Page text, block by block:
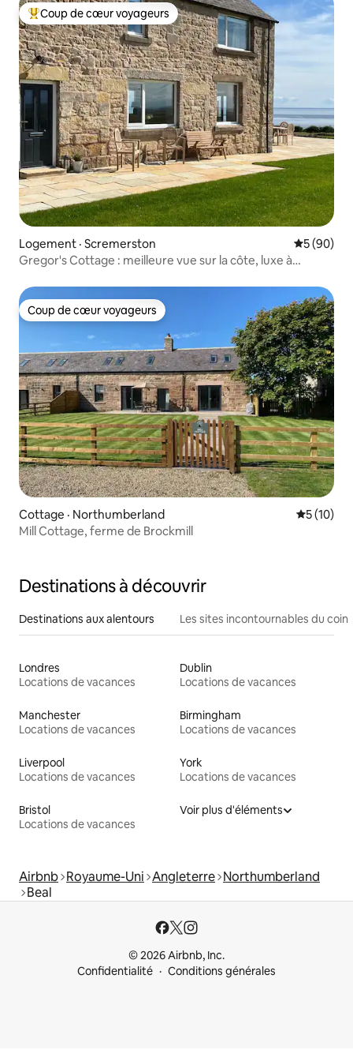
Coup de cœur voyageurs parmi les plus aimés
Coup de cœur voyageurs
Logement · Scremerston Note
5 (90)
Gregor's Cottage : meilleure vue sur la côte, luxe à
Coup de cœur voyageurs
Coup de cœur voyageurs
Cottage · Northumberland Note
5 (10)
Mill Cottage, ferme de Brockmill
Destinations à découvrir
Destinations aux alentours Les sites incontournables du coin
Londres
Locations de vacances
Dublin
Locations de vacances
Manchester
Locations de vacances
Birmingham
Locations de vacances
Liverpool
Locations de vacances
York
Locations de vacances
Bristol
Locations de vacances
Voir plus d'éléments
Airbnb Royaume-Uni Angleterre Northumberland
Beal
© 2026 Airbnb, Inc.
Confidentialité
Conditions générales